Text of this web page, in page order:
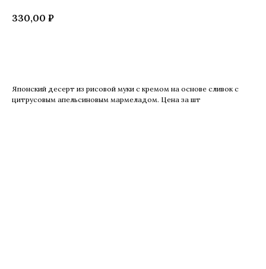
330,00 ₽
Японский десерт из рисовой муки с кремом на основе сливок с
цитрусовым апельсиновым мармеладом. Цена за шт